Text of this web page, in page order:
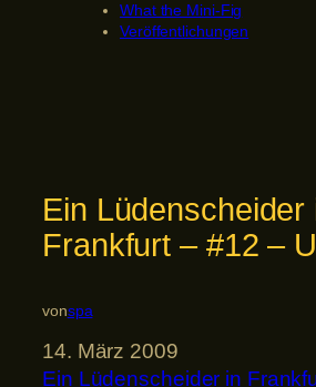
What the Mini-Fig
Veröffentlichungen
Ein Lüdenscheider
Frankfurt – #12 –
vonspa
14. März 2009
Ein Lüdenscheider in